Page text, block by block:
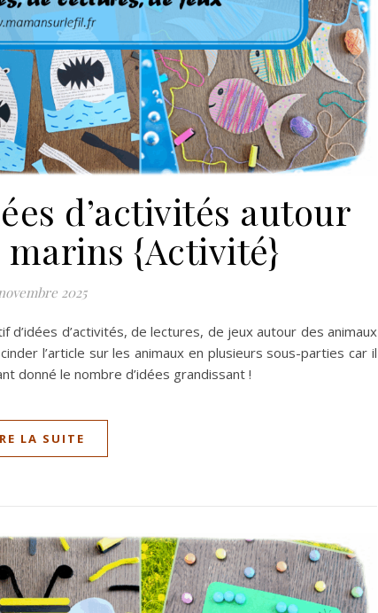
d’activités autour
{Activité}
2025
d’idées d’activités, de lectures, de jeux autour des animaux
l’article sur les animaux en plusieurs sous-parties car il
donné le nombre d’idées grandissant !
LA SUITE